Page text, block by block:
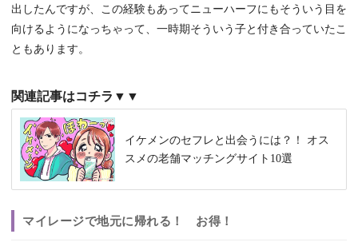
出したんですが、この経験もあってニューハーフにもそういう目を
向けるようになっちゃって、一時期そういう子と付き合っていたこ
ともあります。
関連記事はコチラ▼▼
イケメンのセフレと出会うには？！ オス
スメの老舗マッチングサイト10選
マイレージで地元に帰れる！ お得！